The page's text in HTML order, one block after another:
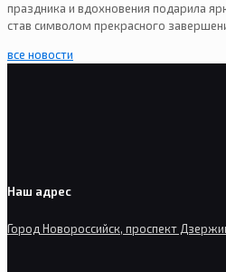
праздника и вдохновения подарила
став символом прекрасного
все новости
Наш адрес
Город Новороссийск, проспект